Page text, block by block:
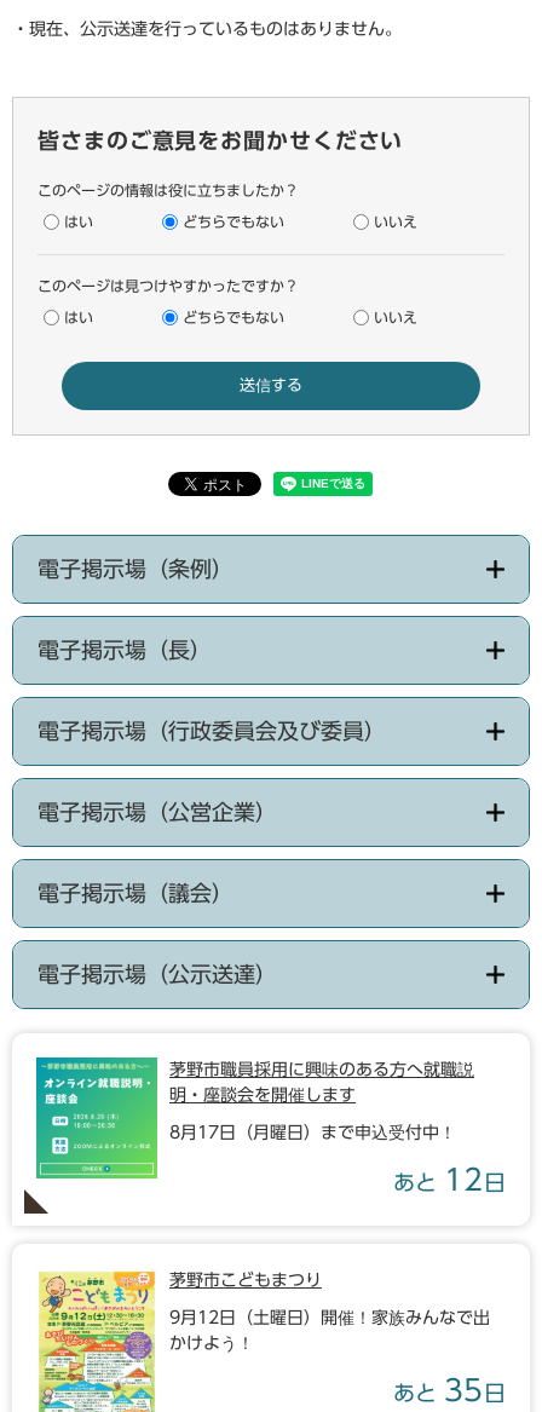
・現在、公示送達を行っているものはありません。
皆さまのご意見をお聞かせください
このページの情報は役に立ちましたか？
はい どちらでもない いいえ
このページは見つけやすかったですか？
はい どちらでもない いいえ
電子掲示場（条例）
電子掲示場（長）
電子掲示場（行政委員会及び委員）
電子掲示場（公営企業）
電子掲示場（議会）
電子掲示場（公示送達）
茅野市職員採用に興味のある方へ就職説
明・座談会を開催します
8月17日（月曜日）まで申込受付中！
あと 12 日
茅野市こどもまつり
9月12日（土曜日）開催！家族みんなで出
かけよう！
あと 35 日